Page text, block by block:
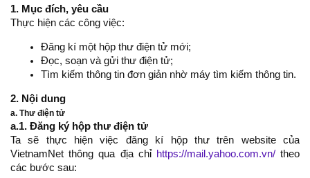
1. Mục đích, yêu cầu
Thực hiện các công việc:
Đăng kí một hộp thư điện tử mới;
Đọc, soạn và gửi thư điện tử;
Tìm kiếm thông tin đơn giản nhờ máy tìm kiếm thông tin.
2. Nội dung
a. Thư điện tử
a.1. Đăng ký hộp thư điện tử
Ta sẽ thực hiện việc đăng kí hộp thư trên website của
VietnamNet thông qua địa chỉ https://mail.yahoo.com.vn/theo
các bước sau: